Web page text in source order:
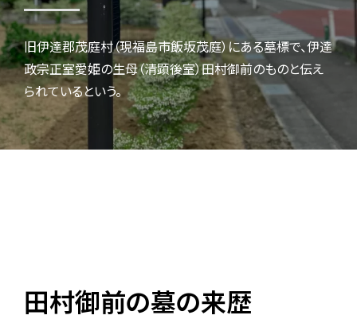
旧伊達郡茂庭村（現福島市飯坂茂庭）にある墓標で、伊達
政宗正室愛姫の生母（清顕後室）田村御前のものと伝え
られているという。
田村御前の墓の来歴